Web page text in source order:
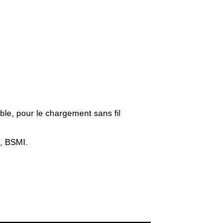
pour le chargement sans fil
BSMI.